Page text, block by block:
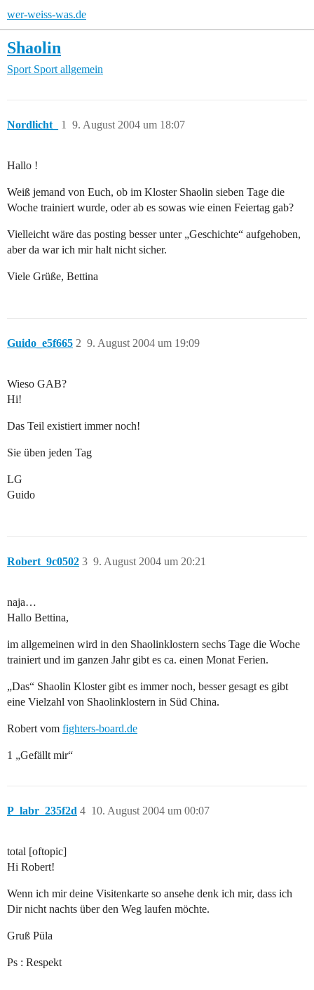
wer-weiss-was.de
Shaolin
Sport Sport allgemein
Nordlicht_ 9. August 2004 um 18:07
1
Hallo !
Weiß jemand von Euch, ob im Kloster Shaolin sieben Tage die
Woche trainiert wurde, oder ab es sowas wie einen Feiertag gab?
Vielleicht wäre das posting besser unter „Geschichte“ aufgehoben,
aber da war ich mir halt nicht sicher.
Viele Grüße, Bettina
Guido_e5f665 9. August 2004 um 19:09
2
Wieso GAB?
Hi!
Das Teil existiert immer noch!
Sie üben jeden Tag
LG
Guido
Robert_9c0502 9. August 2004 um 20:21
3
naja…
Hallo Bettina,
im allgemeinen wird in den Shaolinklostern sechs Tage die Woche
trainiert und im ganzen Jahr gibt es ca. einen Monat Ferien.
„Das“ Shaolin Kloster gibt es immer noch, besser gesagt es gibt
eine Vielzahl von Shaolinklostern in Süd China.
Robert vom fighters-board.de
1 „Gefällt mir“
P_labr_235f2d 10. August 2004 um 00:07
4
total [oftopic]
Hi Robert!
Wenn ich mir deine Visitenkarte so ansehe denk ich mir, dass ich
Dir nicht nachts über den Weg laufen möchte.
Gruß Püla
Ps : Respekt